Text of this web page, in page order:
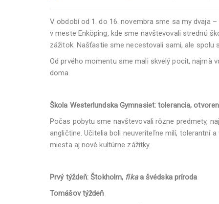
V období od 1. do 16. novembra sme sa my dvaja
v meste Enköping, kde sme navštevovali strednú
zážitok. Našťastie sme necestovali sami, ale spolu
Od prvého momentu sme mali skvelý pocit, najmä
doma.
Škola Westerlundska Gymnasiet: tolerancia,
Počas pobytu sme navštevovali rôzne predmety,
angličtine. Učitelia boli neuveriteľne milí, tolerantní
miesta aj nové kultúrne zážitky.
Prvý týždeň: Štokholm, fikaa švédska príroda
Tomášov týždeň